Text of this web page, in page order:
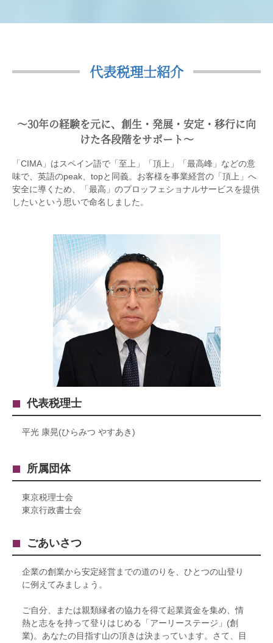
代表税理士紹介
〜30年の経験を元に、創生・発展・安定・移行に向
けた各段階をサポート〜
「CIMA」はスペイン語で「至上」「頂上」「最高峰」などの意
味で、英語のpeak、topと同義。お客様を事業経営の「頂上」へ
安全に導くため、「最高」のプロッフェショナルサービスを提供
したいという思いで命名しました。
代表税理士
平光 康晃(ひらみつ やすあき)
所属団体
東京税理士会
東京行政書士会
ごあいさつ
企業の創業から安定経営までの道のりを、ひとつの山登り
に例えてみましょう。
ご自分、または親類縁者の協力を得て起業資金を集め、情
熱と志をを持って登りはじめる「アーリーステージ」(創
業)。あなたの目指す山の頂きは決まっています。さて、目